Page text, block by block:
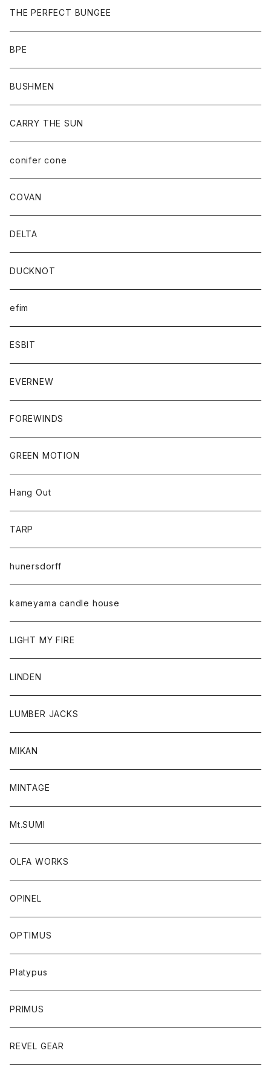
THE PERFECT BUNGEE
BPE
BUSHMEN
CARRY THE SUN
conifer cone
COVAN
DELTA
DUCKNOT
efim
ESBIT
EVERNEW
FOREWINDS
GREEN MOTION
Hang Out
TARP
hunersdorff
kameyama candle house
LIGHT MY FIRE
LINDEN
LUMBER JACKS
MIKAN
MINTAGE
Mt.SUMI
OLFA WORKS
OPINEL
OPTIMUS
Platypus
PRIMUS
REVEL GEAR